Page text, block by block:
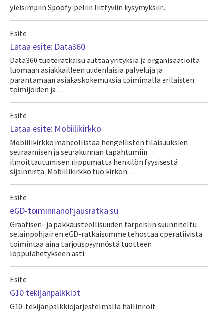
yleisimpiin Spoofy-peliin liittyviin kysymyksiin.
Esite
Lataa esite: Data360
Data360 tuoteratkaisu auttaa yrityksiä ja organisaatioita
luomaan asiakkailleen uudenlaisia palveluja ja
parantamaan asiakaskokemuksia toimimalla erilaisten
toimijoiden ja…
Esite
Lataa esite: Mobiilikirkko
Mobiilikirkko mahdollistaa hengellisten tilaisuuksien
seuraamisen ja seurakunnan tapahtumiin
ilmoittautumisen riippumatta henkilön fyysisestä
sijainnista. Mobiilikirkko tuo kirkon…
Esite
eGD-toiminnanohjausratkaisu
Graafisen- ja pakkausteollisuuden tarpeisiin suunniteltu
selainpohjainen eGD-ratkaisumme tehostaa operatiivista
toimintaa aina tarjouspyynnöstä tuotteen
loppulähetykseen asti.
Esite
G10 tekijänpalkkiot
G10-tekijänpalkkiojärjestelmällä hallinnoit